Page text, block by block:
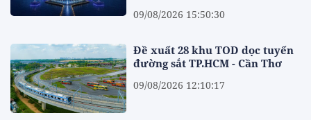
09/08/2026 15:50:30
Đề xuất 28 khu TOD dọc tuyến
đường sắt TP.HCM - Cần Thơ
09/08/2026 12:10:17